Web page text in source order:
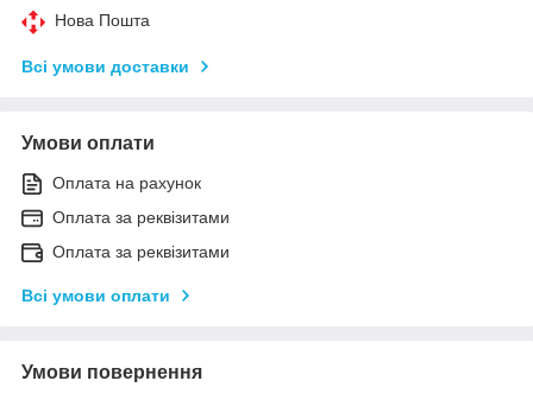
Нова Пошта
Всі умови доставки
Умови оплати
Оплата на рахунок
Оплата за реквізитами
Оплата за реквізитами
Всі умови оплати
Умови повернення